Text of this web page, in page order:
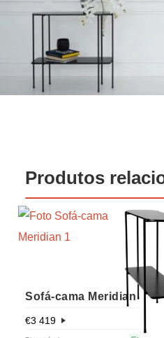
Produtos
Sofá-cama Meridian
€3 419